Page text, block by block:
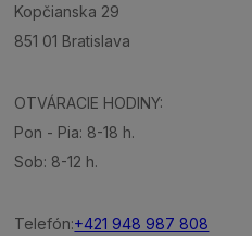
Kopčianska 29
851 01 Bratislava
OTVÁRACIE HODINY:
Pon - Pia: 8-18 h.
Sob: 8-12 h.
Telefón:+421 948 987 808